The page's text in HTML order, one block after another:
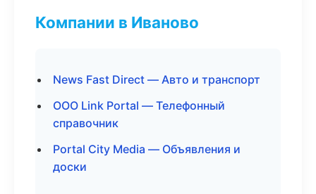
Компании в Иваново
News Fast Direct — Авто и транспорт
ООО Link Portal — Телефонный
справочник
Portal City Media — Объявления и
доски